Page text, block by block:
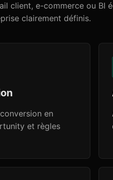
client, e-commerce ou BI
clairement définis.
en
et règles